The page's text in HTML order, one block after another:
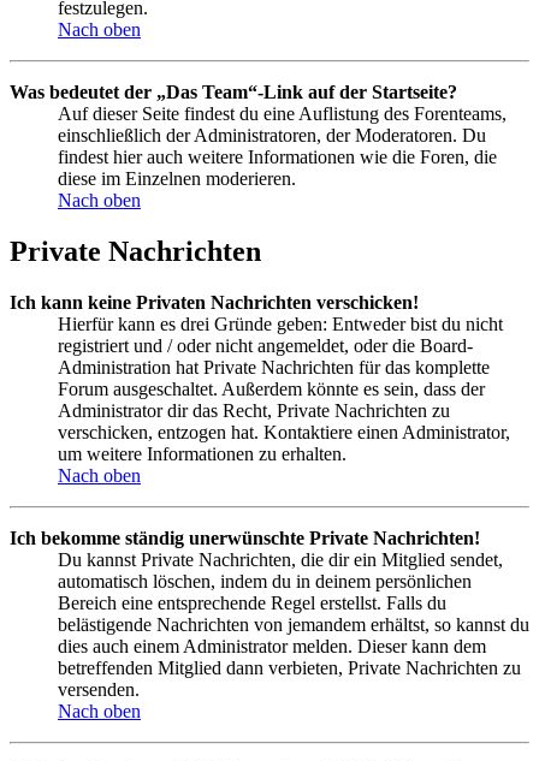
festzulegen.
Nach oben
Was bedeutet der „Das Team“-Link auf der Startseite?
Auf dieser Seite findest du eine Auflistung des Forenteams,
einschließlich der Administratoren, der Moderatoren. Du
findest hier auch weitere Informationen wie die Foren, die
diese im Einzelnen moderieren.
Nach oben
Private Nachrichten
Ich kann keine Privaten Nachrichten verschicken!
Hierfür kann es drei Gründe geben: Entweder bist du nicht
registriert und / oder nicht angemeldet, oder die Board-
Administration hat Private Nachrichten für das komplette
Forum ausgeschaltet. Außerdem könnte es sein, dass der
Administrator dir das Recht, Private Nachrichten zu
verschicken, entzogen hat. Kontaktiere einen Administrator,
um weitere Informationen zu erhalten.
Nach oben
Ich bekomme ständig unerwünschte Private Nachrichten!
Du kannst Private Nachrichten, die dir ein Mitglied sendet,
automatisch löschen, indem du in deinem persönlichen
Bereich eine entsprechende Regel erstellst. Falls du
belästigende Nachrichten von jemandem erhältst, so kannst du
dies auch einem Administrator melden. Dieser kann dem
betreffenden Mitglied dann verbieten, Private Nachrichten zu
versenden.
Nach oben